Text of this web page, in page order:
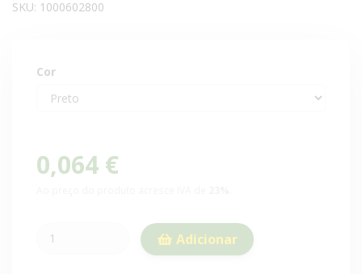
SKU: 1000602800
Cor
0,064 €
Adicionar